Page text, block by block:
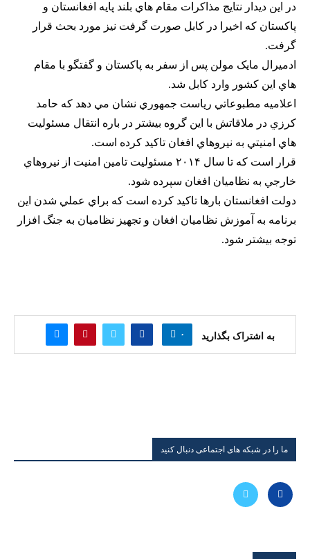
در اين ديدار نتايج مذاكرات مقام هاي بلند پايه افغانستان و
پاكستان كه اخيرا در كابل صورت گرفت نيز مورد بحث قرار
گرفت.
ادمیرال مایک مولن پس از سفر به پاكستان و گفتگو با مقام
هاي اين كشور وارد کابل شد.
اعلاميه مطبوعاتي رياست جمهوري نشان مي دهد كه حامد
كرزي در ملاقاتش با اين گروه بيشتر در باره انتقال مسئوليت
هاي امنيتي به نيروهاي افغان تاكيد كرده است.
قرار است كه تا سال ۲۰۱۴ مسئوليت تامين امنيت از نيروهاي
خارجي به نظاميان افغان سپرده شود.
دولت افغانستان بارها تاكيد كرده است كه براي عملي شدن اين
برنامه به آموزش نظاميان افغان و تجهيز نظاميان به جنگ افزار
توجه بيشتر شود.
به اشتراک بگذارید ۰
ما را در شبکه های اجتماعی دنبال کنید